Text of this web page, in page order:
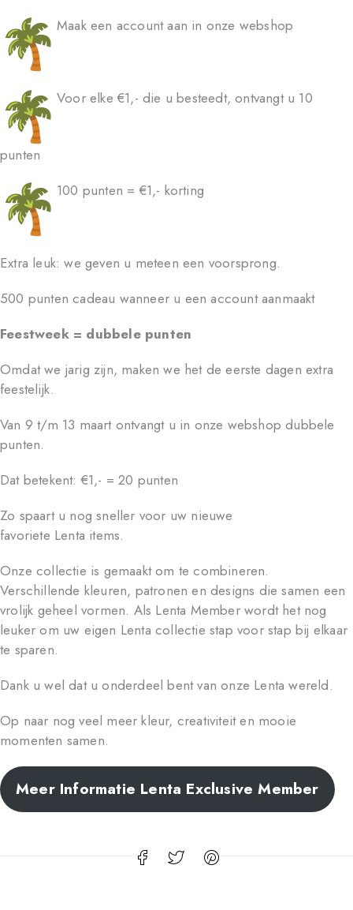
Maak een account aan in onze webshop
Voor elke €1,- die u besteedt, ontvangt u 10
punten
100 punten = €1,- korting
Extra leuk: we geven u meteen een voorsprong.
500 punten cadeau wanneer u een account aanmaakt
Feestweek = dubbele punten
Omdat we jarig zijn, maken we het de eerste dagen extra
feestelijk.
Van 9 t/m 13 maart ontvangt u in onze webshop dubbele
punten.
Dat betekent: €1,- = 20 punten
Zo spaart u nog sneller voor uw nieuwe
favoriete Lenta items.
Onze collectie is gemaakt om te combineren.
Verschillende kleuren, patronen en designs die samen een
vrolijk geheel vormen. Als Lenta Member wordt het nog
leuker om uw eigen Lenta collectie stap voor stap bij elkaar
te sparen.
Dank u wel dat u onderdeel bent van onze Lenta wereld.
Op naar nog veel meer kleur, creativiteit en mooie
momenten samen.
Meer Informatie Lenta Exclusive Member